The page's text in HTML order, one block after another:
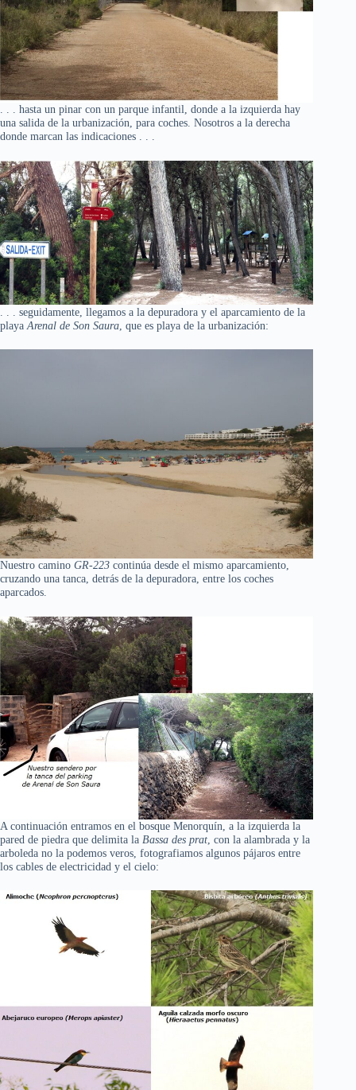
. . . hasta un pinar con un parque infantil, donde a la izquierda hay
una salida de la urbanización, para coches. Nosotros a la derecha
donde marcan las indicaciones . . .
. . . seguidamente, llegamos a la depuradora y el aparcamiento de la
playa Arenal de Son Saura , que es playa de la urbanización:
Nuestro camino GR-223 continúa desde el mismo aparcamiento,
cruzando una tanca, detrás de la depuradora, entre los coches
aparcados.
A continuación entramos en el bosque Menorquín, a la izquierda la
pared de piedra que delimita la Bassa des prat , con la alambrada y la
arboleda no la podemos veros, fotografiamos algunos pájaros entre
los cables de electricidad y el cielo: